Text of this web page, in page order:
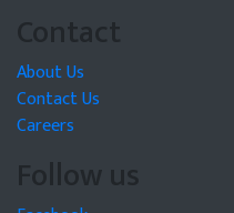
Contact
About Us
Contact Us
Careers
Follow us